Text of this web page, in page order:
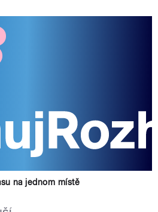
na jednom místě